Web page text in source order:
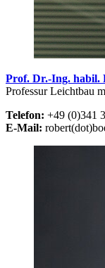
Prof. Dr.-Ing. habil.
Professur Leichtbau
Telefon: +49 (0)341
E-Mail: